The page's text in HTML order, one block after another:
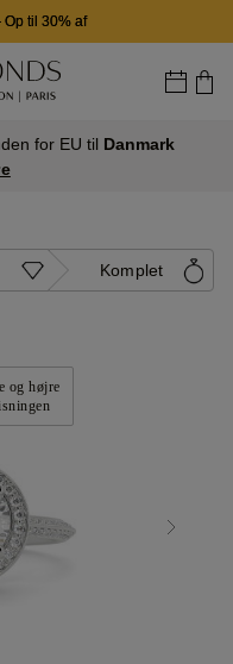
Op til 30% af
for EU til Danmark
Komplet
og højre